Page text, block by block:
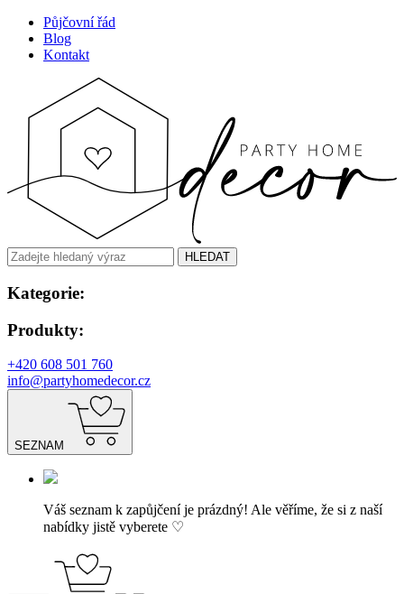
Půjčovní řád
Blog
Kontakt
HLEDAT
Kategorie:
Produkty:
+420 608 501 760
info@partyhomedecor.cz
SEZNAM
Váš seznam k zapůjčení je prázdný! Ale věříme, že si z naší
nabídky jistě vyberete ♡